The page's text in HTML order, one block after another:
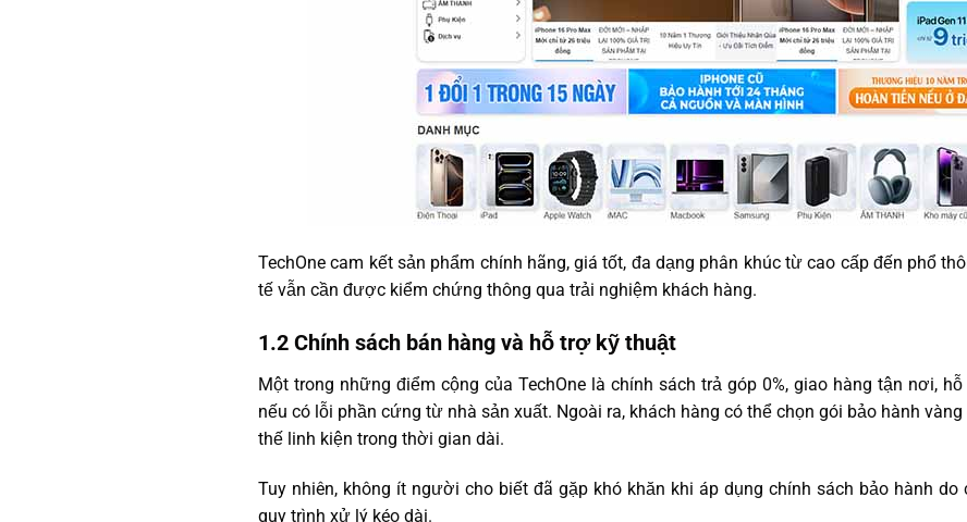
TechOne cam kết sản phẩm chính hãng, giá tốt, đa dạng phân khúc từ cao cấp đến phổ
tế vẫn cần được kiểm chứng thông qua trải nghiệm khách hàng.
1.2 Chính sách bán hàng và hỗ trợ kỹ thuật
Một trong những điểm cộng của TechOne là chính sách trả góp 0%, giao hàng tận nơi,
nếu có lỗi phần cứng từ nhà sản xuất. Ngoài ra, khách hàng có thể chọn gói bảo hành
thế linh kiện trong thời gian dài.
Tuy nhiên, không ít người cho biết đã gặp khó khăn khi áp dụng chính sách bảo hành
quy trình xử lý kéo dài.